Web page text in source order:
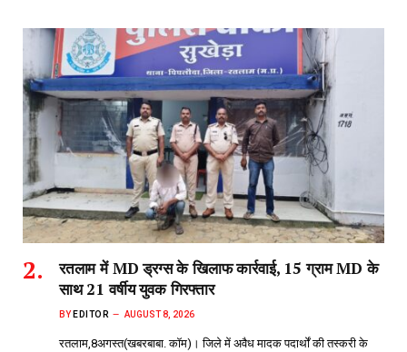
रतलाम में MD ड्रग्स के खिलाफ कार्रवाई, 15 ग्राम MD के
साथ 21 वर्षीय युवक गिरफ्तार
BY EDITOR AUGUST 8, 2026
रतलाम,8अगस्त(खबरबाबा. कॉम)। जिले में अवैध मादक पदार्थों की तस्करी के